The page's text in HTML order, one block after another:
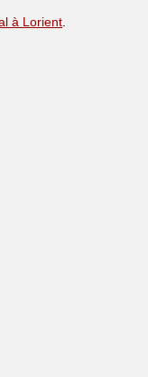
à Lorient.